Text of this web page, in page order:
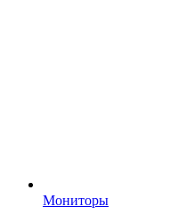
Мониторы